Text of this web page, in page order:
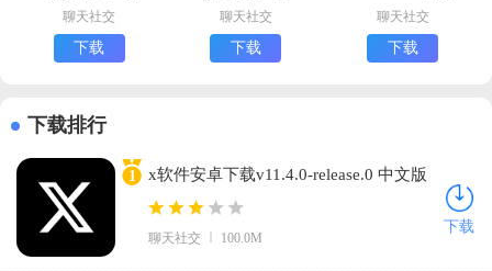
安装安卓版
聊天社交
下载
安卓版下载
聊天社交
下载
中文版
聊天社交
下载
下载排行
1 x软件安卓下载v11.4.0-release.0 中文版
聊天社交 100.0M
下载